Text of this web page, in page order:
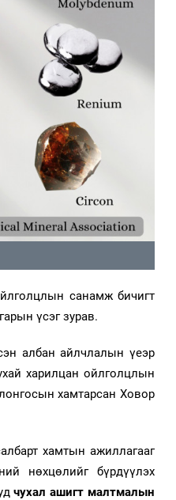
санамж бичигт
үсэг зурав.
албан айлчлалын үеэр
харилцан ойлголцлын
хамтарсан Ховор
хамтын ажиллагааг
нөхцөлийг бүрдүүлэх
чухал ашигт малтмалын